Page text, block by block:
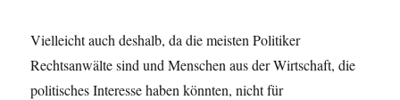
Vielleicht auch deshalb, da die meisten Politiker
Rechtsanwälte sind und Menschen aus der Wirtschaft, die
politisches Interesse haben könnten, nicht für